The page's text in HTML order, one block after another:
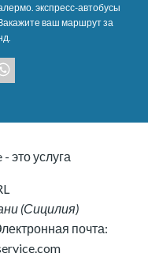
экспресс-автобусы
ваш маршрут за
это услуга
(Сицилия)
почта: